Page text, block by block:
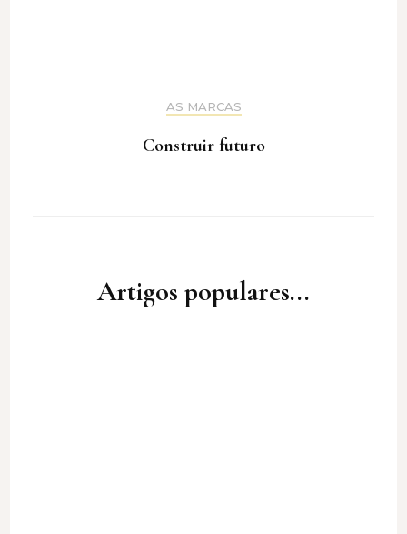
AS MARCAS
Construir futuro
Artigos populares...